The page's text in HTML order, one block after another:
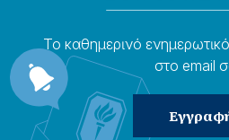
Το καθημερɩνό
στο email